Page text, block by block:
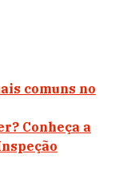
comuns no
Conheça a